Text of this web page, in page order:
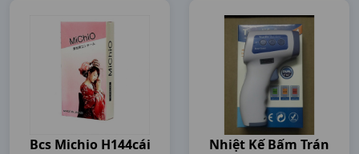
Bcs Michio H144cái
Nhiệt Kế Bấm Trán